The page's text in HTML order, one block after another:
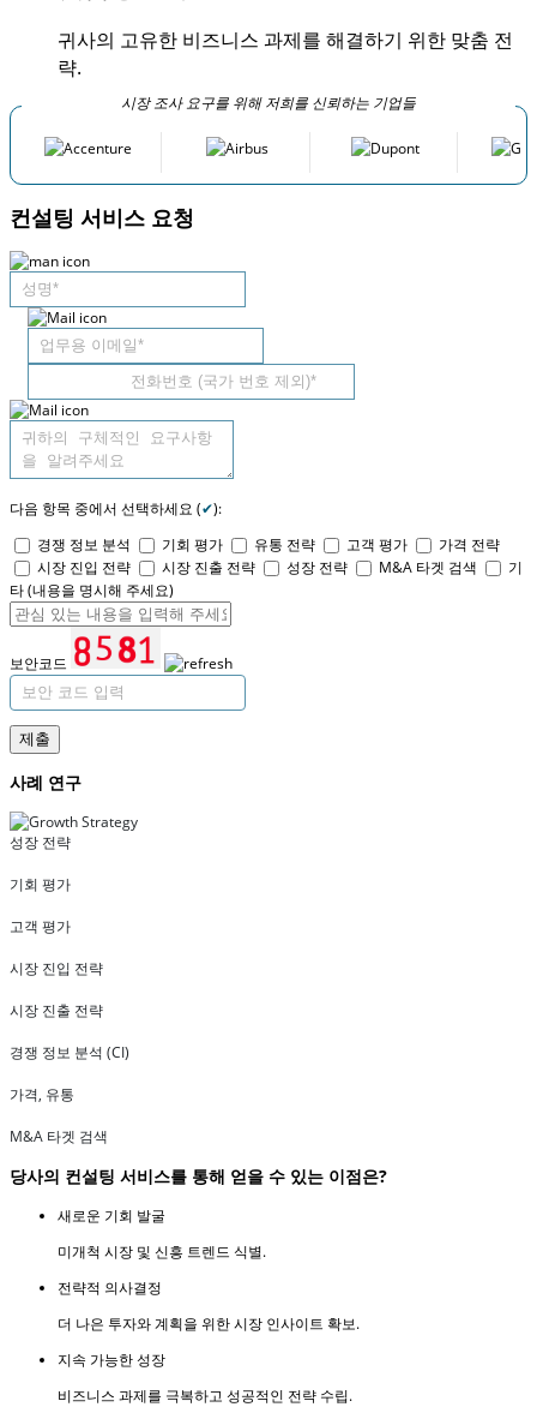
귀사의 고유한 비즈니스 과제를 해결하기 위한 맞춤 전
략.
시장 조사 요구를 위해 저희를 신뢰하는 기업들
컨설팅 서비스 요청
다음 항목 중에서 선택하세요 (✔):
경쟁 정보 분석
기회 평가 유통 전략 고객 평가
가격 전략
시장 진입 전략
시장 진출 전략 성장 전략 M&A 타겟 검색
기
타 (내용을 명시해 주세요)
보안코드
제출
사례 연구
성장 전략
기회 평가
고객 평가
시장 진입 전략
시장 진출 전략
경쟁 정보 분석 (CI)
가격, 유통
M&A 타겟 검색
당사의 컨설팅 서비스를 통해 얻을 수 있는 이점은?
새로운 기회 발굴
미개척 시장 및 신흥 트렌드 식별.
전략적 의사결정
더 나은 투자와 계획을 위한 시장 인사이트 확보.
지속 가능한 성장
비즈니스 과제를 극복하고 성공적인 전략 수립.